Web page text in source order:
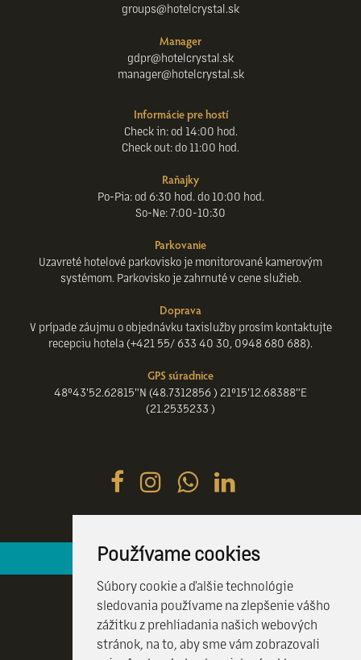
Používame cookies
Súbory cookie a ďalšie technológie
sledovania používame na zlepšenie vášho
zážitku z prehliadania našich webových
stránok, na to, aby sme vám zobrazovali
groups@hotelcrystal.sk
Manager
gdpr@hotelcrystal.sk
manager@hotelcrystal.sk
Informácie pre hostí
Check in: od 14:00 hod.
Check out: do 11:00 hod.
Raňajky
Po-Pia: od 6:30 hod. do 10:00 hod.
So-Ne: 7:00-10:30
Parkovanie
Uzavreté hotelové parkovisko je monitorované kamerovým
systémom. Parkovisko je zahrnuté v cene služieb.
Doprava
V prípade záujmu o objednávku taxislužby prosím kontaktujte
recepciu hotela (+421 55/ 633 40 30, 0948 680 688).
GPS súradnice
48°43'52.62815"N (48.7312856 ) 21°15'12.68388"E
(21.2535233 )
Hotelová recepcia je k vašim službám 24 / 7